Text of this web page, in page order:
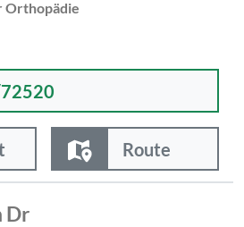
Orthopädie
Route
Dr